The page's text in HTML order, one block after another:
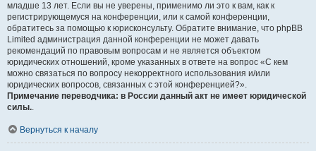
младше 13 лет. Если вы не уверены, применимо ли это к вам, как к
регистрирующемуся на конференции, или к самой конференции,
обратитесь за помощью к юрисконсульту. Обратите внимание, что phpBB
Limited администрация данной конференции не может давать
рекомендаций по правовым вопросам и не является объектом
юридических отношений, кроме указанных в ответе на вопрос «С кем
можно связаться по вопросу некорректного использования и/или
юридических вопросов, связанных с этой конференцией?».
Примечание переводчика: в России данный акт не имеет юридической
силы..
Вернуться к началу